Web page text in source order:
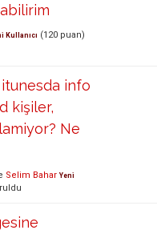
Kullanıcı (120 puan)
info
kişiler,
Ne
Selim Bahar Yeni